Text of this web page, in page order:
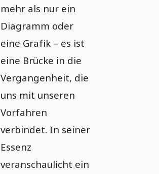
mehr als nur ein
Diagramm oder
eine Grafik – es ist
eine Brücke in die
Vergangenheit, die
uns mit unseren
Vorfahren
verbindet. In seiner
Essenz
veranschaulicht ein